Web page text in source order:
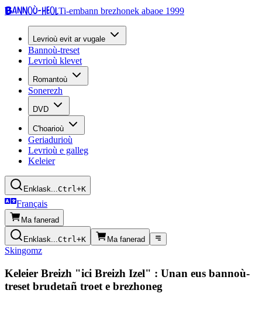
Bannoù-heolTi-embann brezhonek abaoe 1999
Levrioù evit ar vugale
Bannoù-treset
Levrioù klevet
Romantoù
Sonerezh
DVD
C'hoarioù
Geriadurioù
Levrioù e galleg
Keleier
Enklask...Ctrl+K
Français
Ma fanerad
Enklask...Ctrl+K Ma fanerad
Skingomz
Keleier Breizh "ici Breizh Izel" : Unan eus bannoù-
treset brudetañ troet e brezhoneg